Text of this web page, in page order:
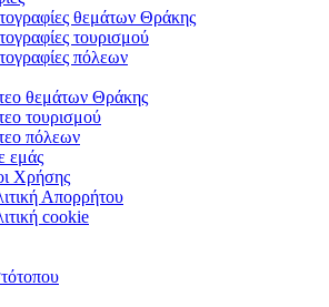
θεμάτων Θράκης
τουρισμού
πόλεων
θεμάτων Θράκης
τουρισμού
πόλεων
εμάς
Χρήσης
Απορρήτου
cookie